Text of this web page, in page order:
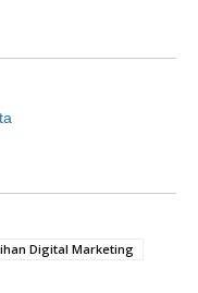
Digital Marketing